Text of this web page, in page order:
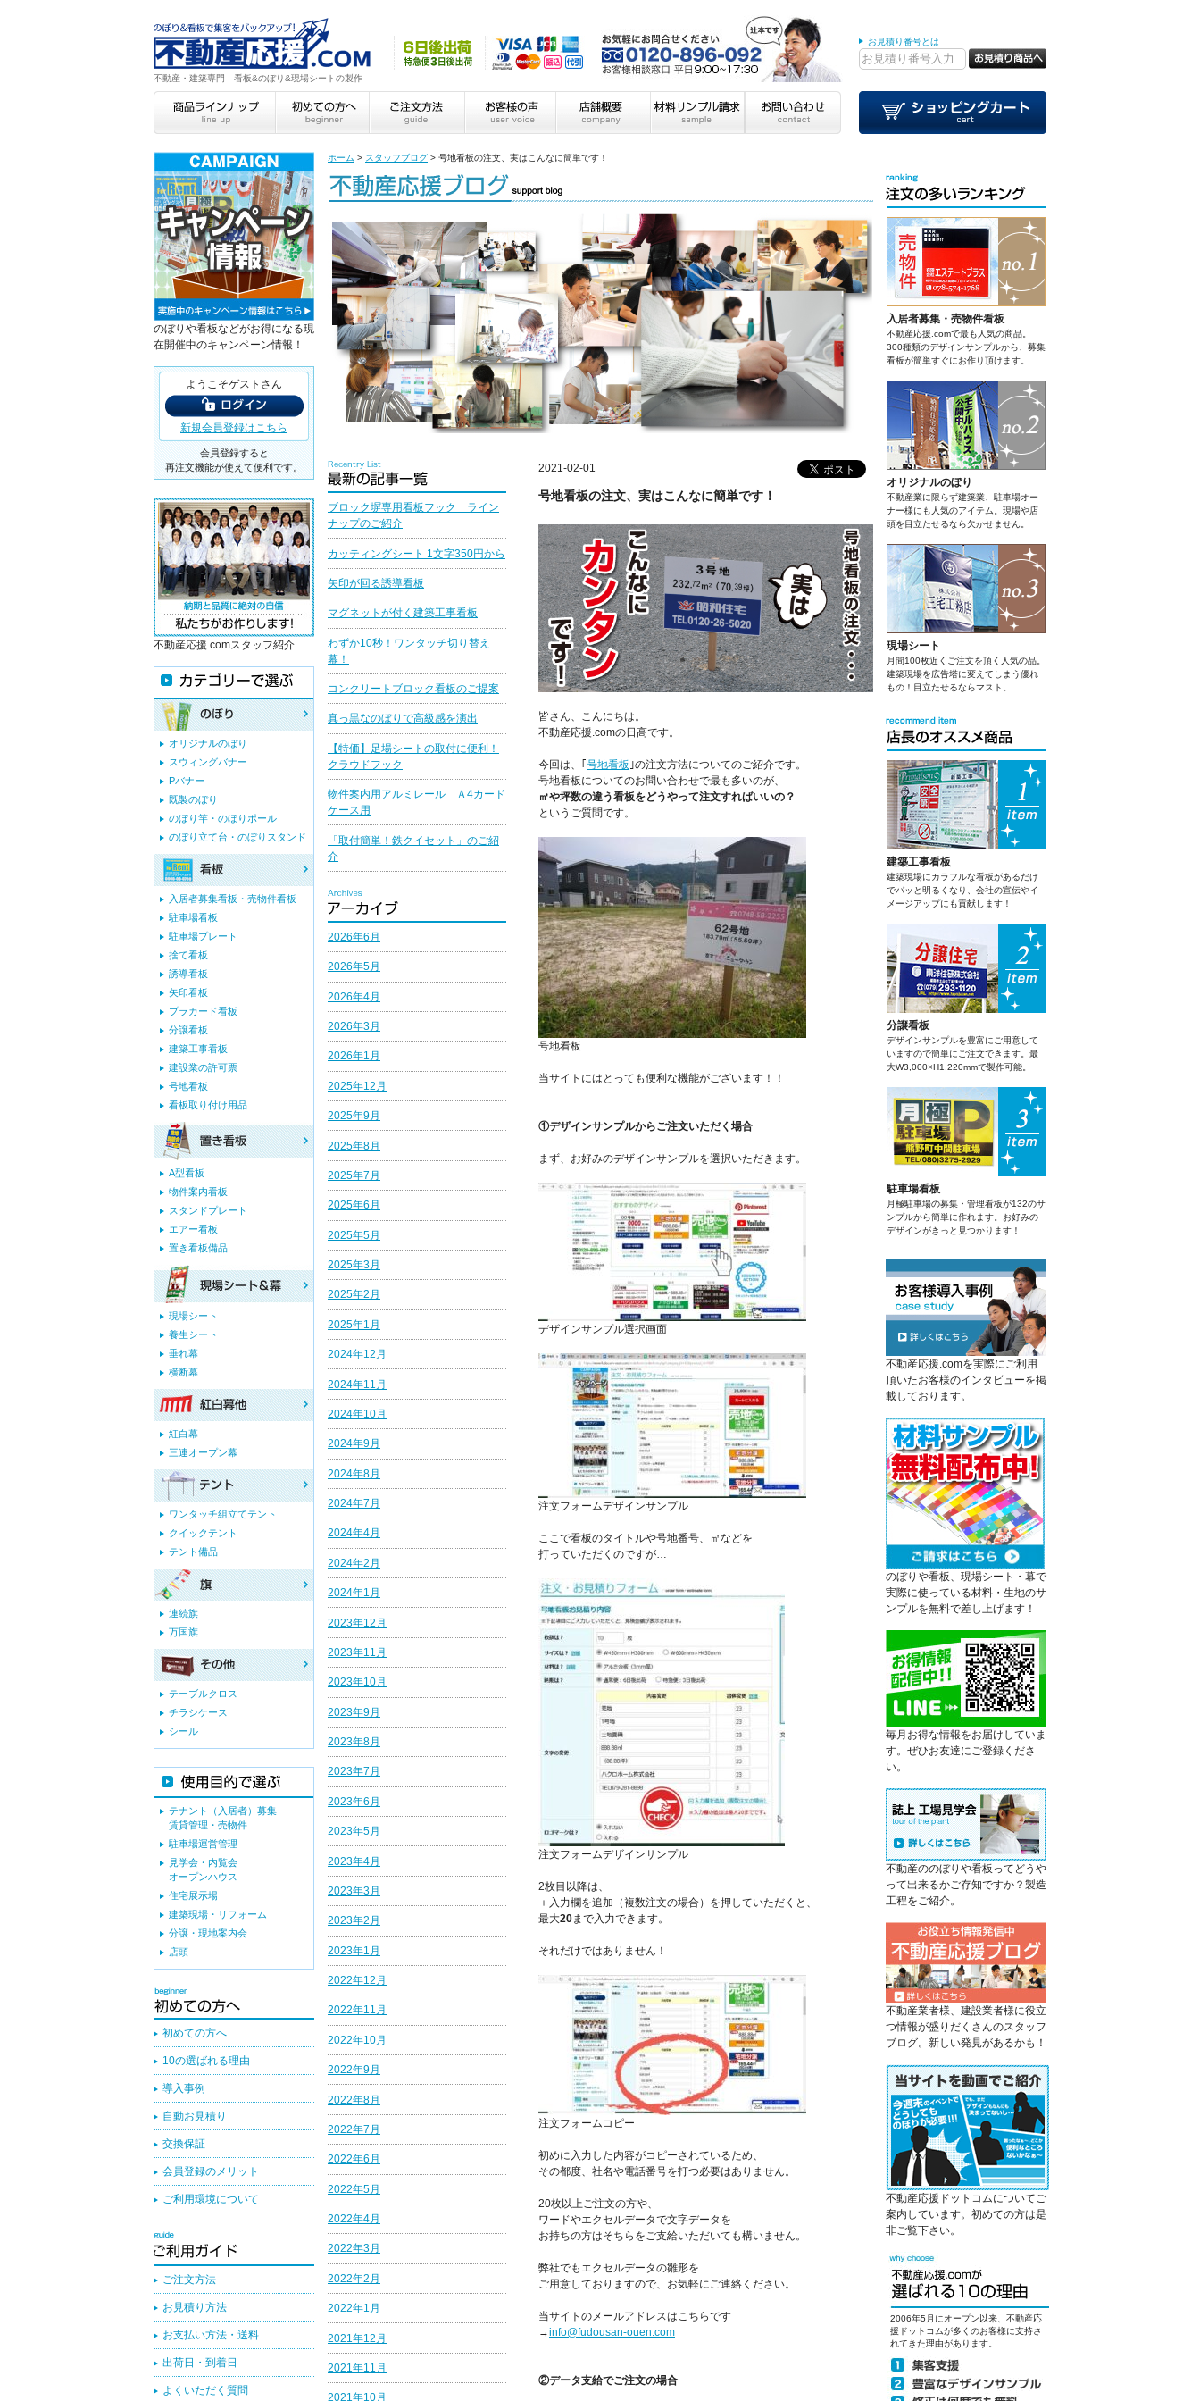
不動産・建築専門 看板&のぼり&現場シートの製作
お見積り番号とは
ホーム > スタッフブログ > 号地看板の注文、実はこんなに簡単です！
2021-02-01
号地看板の注文、実はこんなに簡単です！
皆さん、こんにちは。
不動産応援.comの日高です。
今回は、｢ 号地看板 ｣の注文方法についてのご紹介です。
号地看板についてのお問い合わせで最も多いのが、
㎡や坪数の違う看板をどうやって注文すればいいの？
というご質問です。
号地看板
当サイトにはとっても便利な機能がございます！！
①デザインサンプルからご注文いただく場合
まず、お好みのデザインサンプルを選択いただきます。
デザインサンプル選択画面
注文フォームデザインサンプル
ここで看板のタイトルや号地番号、㎡などを
打っていただくのですが…
注文フォームデザインサンプル
2枚目以降は、
＋入力欄を追加（複数注文の場合）を押していただくと、
最大20まで入力できます。
それだけではありません！
注文フォームコピー
初めに入力した内容がコピーされているため、
その都度、社名や電話番号を打つ必要はありません。
20枚以上ご注文の方や、
ワードやエクセルデータで文字データを
お持ちの方はそちらをご支給いただいても構いません。
弊社でもエクセルデータの雛形を
ご用意しておりますので、お気軽にご連絡ください。
当サイトのメールアドレスはこちらです
→info@fudousan-ouen.com
②データ支給でご注文の場合
ブロック塀専用看板フック ライン
ナップのご紹介
カッティングシート 1文字350円から
矢印が回る誘導看板
マグネットが付く建築工事看板
わずか10秒！ワンタッチ切り替え
幕！
コンクリートブロック看板のご提案
真っ黒なのぼりで高級感を演出
【特価】足場シートの取付に便利！
クラウドフック
物件案内用アルミレール Ａ4カード
ケース用
「取付簡単！鉄クイセット」のご紹
介
2026年6月
2026年5月
2026年4月
2026年3月
2026年1月
2025年12月
2025年9月
2025年8月
2025年7月
2025年6月
2025年5月
2025年3月
2025年2月
2025年1月
2024年12月
2024年11月
2024年10月
2024年9月
2024年8月
2024年7月
2024年4月
2024年2月
2024年1月
2023年12月
2023年11月
2023年10月
2023年9月
2023年8月
2023年7月
2023年6月
2023年5月
2023年4月
2023年3月
2023年2月
2023年1月
2022年12月
2022年11月
2022年10月
2022年9月
2022年8月
2022年7月
2022年6月
2022年5月
2022年4月
2022年3月
2022年2月
2022年1月
2021年12月
2021年11月
2021年10月
入居者募集・売物件看板
不動産応援.comで最も人気の商品。
300種類のデザインサンプルから、募集
看板が簡単すぐにお作り頂けます。
オリジナルのぼり
不動産業に限らず建築業、駐車場オー
ナー様にも人気のアイテム。現場や店
頭を目立たせるなら欠かせません。
現場シート
月間100枚近くご注文を頂く人気の品。
建築現場を広告塔に変えてしまう優れ
もの！目立たせるならマスト。
建築工事看板
建築現場にカラフルな看板があるだけ
でパッと明るくなり、会社の宣伝やイ
メージアップにも貢献します！
分譲看板
デザインサンプルを豊富にご用意して
いますので簡単にご注文できます。最
大W3,000×H1,220mmで製作可能。
駐車場看板
月極駐車場の募集・管理看板が132のサ
ンプルから簡単に作れます。お好みの
デザインがきっと見つかります！
不動産応援.comを実際にご利用
頂いたお客様のインタビューを掲
載しております。
のぼりや看板、現場シート・幕で
実際に使っている材料・生地のサ
ンプルを無料で差し上げます！
毎月お得な情報をお届けしていま
す。ぜひお友達にご登録くださ
い。
不動産ののぼりや看板ってどうや
って出来るかご存知ですか？製造
工程をご紹介。
不動産業者様、建設業者様に役立
つ情報が盛りだくさんのスタッフ
ブログ。新しい発見があるかも！
不動産応援ドットコムについてご
案内しています。初めての方は是
非ご覧下さい。
2006年5月にオープン以来、不動産応
援ドットコムが多くのお客様に支持さ
れてきた理由があります。
のぼりや看板などがお得になる現
在開催中のキャンペーン情報！
ようこそゲストさん
新規会員登録はこちら
会員登録すると
再注文機能が使えて便利です。
不動産応援.comスタッフ紹介
オリジナルのぼり
スウィングバナー
Pバナー
既製のぼり
のぼり竿・のぼりポール
のぼり立て台・のぼりスタンド
入居者募集看板・売物件看板
駐車場看板
駐車場プレート
捨て看板
誘導看板
矢印看板
プラカード看板
分譲看板
建築工事看板
建設業の許可票
号地看板
看板取り付け用品
A型看板
物件案内看板
スタンドプレート
エアー看板
置き看板備品
現場シート
養生シート
垂れ幕
横断幕
紅白幕
三連オープン幕
ワンタッチ組立てテント
クイックテント
テント備品
連続旗
万国旗
テーブルクロス
チラシケース
シール
テナント（入居者）募集
賃貸管理・売物件
駐車場運営管理
見学会・内覧会
オープンハウス
住宅展示場
建築現場・リフォーム
分譲・現地案内会
店頭
初めての方へ
10の選ばれる理由
導入事例
自動お見積り
交換保証
会員登録のメリット
ご利用環境について
ご注文方法
お見積り方法
お支払い方法・送料
出荷日・到着日
よくいただく質問